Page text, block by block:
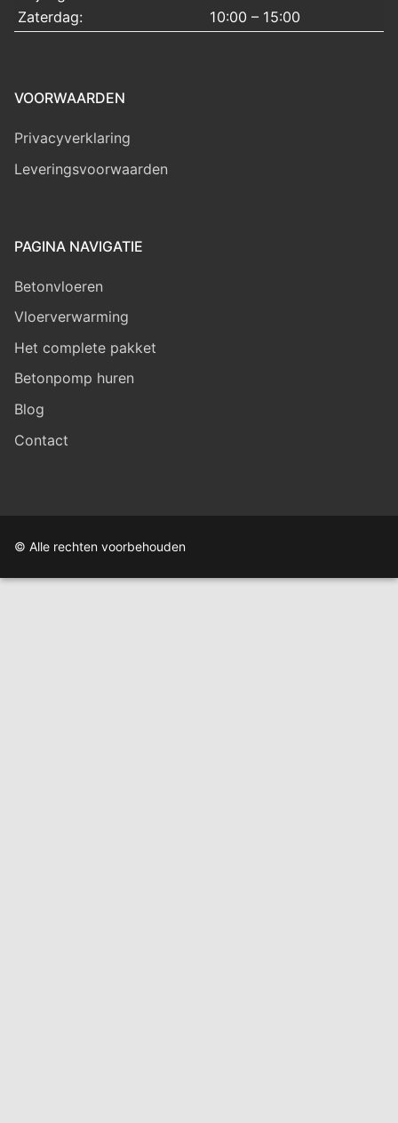
Zaterdag:
10:00 – 15:00
VOORWAARDEN
Privacyverklaring
Leveringsvoorwaarden
PAGINA NAVIGATIE
Betonvloeren
Vloerverwarming
Het complete pakket
Betonpomp huren
Blog
Contact
© Alle rechten voorbehouden